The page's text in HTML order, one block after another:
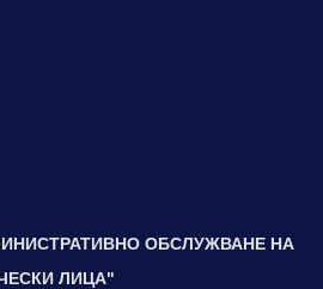
ОБСЛУЖВАНЕ НА
ЛИЦА"